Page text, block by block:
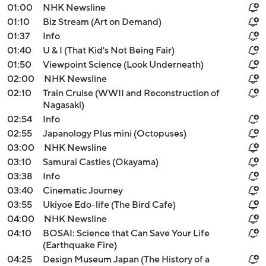
01:00
NHK Newsline
01:10
Biz Stream (Art on Demand)
01:37
Info
01:40
U & I (That Kid's Not Being Fair)
01:50
Viewpoint Science (Look Underneath)
02:00
NHK Newsline
02:10
Train Cruise (WWII and Reconstruction of
Nagasaki)
02:54
Info
02:55
Japanology Plus mini (Octopuses)
03:00
NHK Newsline
03:10
Samurai Castles (Okayama)
03:38
Info
03:40
Cinematic Journey
03:55
Ukiyoe Edo-life (The Bird Cafe)
04:00
NHK Newsline
04:10
BOSAI: Science that Can Save Your Life
(Earthquake Fire)
04:25
Design Museum Japan (The History of a